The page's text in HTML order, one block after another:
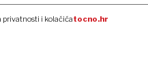
privatnosti i kolačićatocno.hr